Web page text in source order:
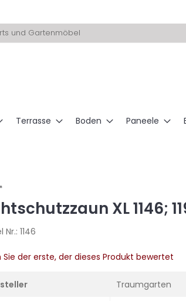
und Gartenmöbel
Terrasse Boden Paneele
XL 1146;
Nr.: 1146
Sie der erste, der dieses Produkt bewertet
Traumgarten